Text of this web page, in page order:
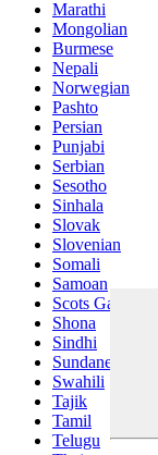
Marathi
Mongolian
Burmese
Nepali
Norwegian
Pashto
Persian
Punjabi
Serbian
Sesotho
Sinhala
Slovak
Slovenian
Somali
Samoan
Scots Gaelic
Shona
Sindhi
Sundanese
Swahili
Tajik
Tamil
Telugu